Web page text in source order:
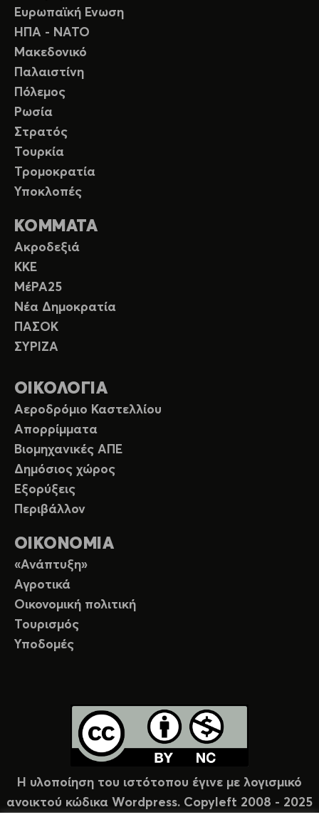
Ευρωπαϊκή Ενωση
ΗΠΑ - ΝΑΤΟ
Μακεδονικό
Παλαιστίνη
Πόλεμος
Ρωσία
Στρατός
Τουρκία
Τρομοκρατία
Υποκλοπές
ΚΟΜΜΑΤΑ
Ακροδεξιά
ΚΚΕ
ΜέΡΑ25
Νέα Δημοκρατία
ΠΑΣΟΚ
ΣΥΡΙΖΑ
ΟΙΚΟΛΟΓΙΑ
Αεροδρόμιο Καστελλίου
Απορρίμματα
Βιομηχανικές ΑΠΕ
Δημόσιος χώρος
Εξορύξεις
Περιβάλλον
ΟΙΚΟΝΟΜΙΑ
«Ανάπτυξη»
Αγροτικά
Οικονομική πολιτική
Τουρισμός
Υποδομές
Η υλοποίηση του ιστότοπου έγινε με λογισμικό
ανοικτού κώδικα Wordpress. Copyleft 2008 - 2025